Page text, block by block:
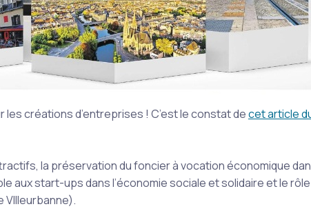
créations d’entreprises ! C’est le constat decet article
la préservation du foncier à vocation économique
aux start-ups dans l’économie sociale et solidaire et le rôle
VIlleurbanne).